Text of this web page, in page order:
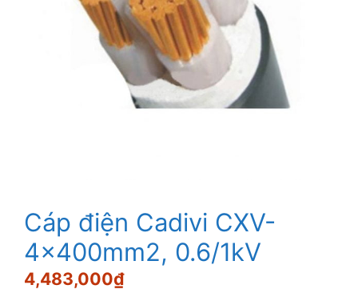
Cáp điện Cadivi CXV-
4×400mm2, 0.6/1kV
4,483,000₫